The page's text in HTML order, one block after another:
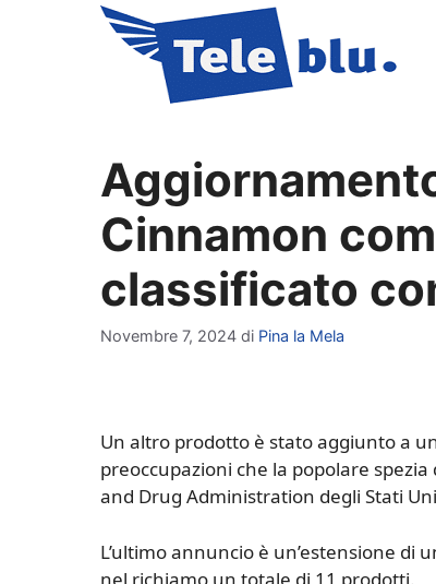
Cinnamon
classificato
Novembre 7, 2024 di Pina la Mela
Un altro prodotto è stato aggiunto a
preoccupazioni che la popolare
and Drug Administration degli Stati
L’ultimo annuncio è un’estensione di
nel richiamo un totale di 11 prodotti.